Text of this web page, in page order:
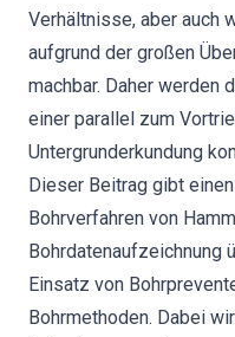
Verhältnisse, aber auch
aufgrund der großen
machbar. Daher werden
einer parallel zum
Untergrunderkundung
Dieser Beitrag gibt
Bohrverfahren von
Bohrdatenaufzeichnung
Einsatz von
Bohrmethoden. Dabei